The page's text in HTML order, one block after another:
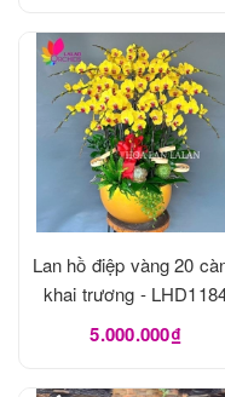
Lan hồ điệp vàng 20
khai trương -
5.000.000₫